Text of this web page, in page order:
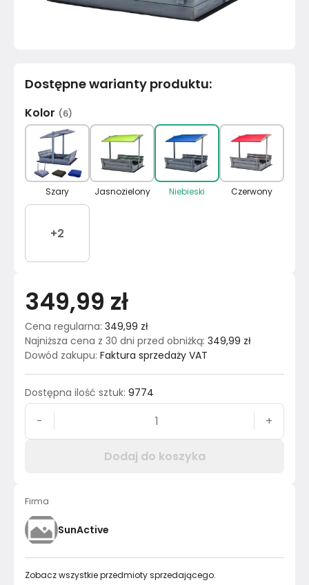
349,99 zł
Cena regularna: 349,99 zł
Najniższa cena z 30 dni przed obniżką: 349,99 zł
Dowód zakupu: Faktura sprzedaży VAT
Dostępna ilość sztuk: 9774
- +
Dodaj do koszyka
Dostępne warianty produktu:
Kolor (6)
Szary Jasnozielony Niebieski Czerwony
+2
Firma
SunActive
Zobacz wszystkie przedmioty sprzedającego.